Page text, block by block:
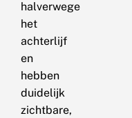
halverwege
het
achterlijf
en
hebben
duidelijk
zichtbare,